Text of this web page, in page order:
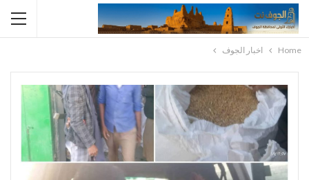
Home اخبار الجوف